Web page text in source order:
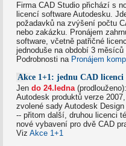
Firma CAD Studio přichází s
licencí software Autodesku.
požadavků na zvýšení počtu
nebo zakázku. Pronájem
software, včetně patřičné
jednoduše na období 3
Podrobnosti na Pronájem
Akce 1+1: jednu CAD licenci
Jen do 24.ledna
Autodesk produktů verze
zvolené sady Autodesk
-- přitom další, druhou licenci
nové vybavení pro dvě CAD
Viz Akce 1+1